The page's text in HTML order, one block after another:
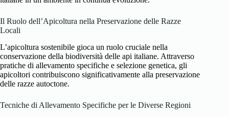
Il Ruolo dell’Apicoltura nella Preservazione delle Razze
Locali
L’apicoltura sostenibile gioca un ruolo cruciale nella
conservazione della biodiversità delle api italiane. Attraverso
pratiche di allevamento specifiche e selezione genetica, gli
apicoltori contribuiscono significativamente alla preservazione
delle razze autoctone.
Tecniche di Allevamento Specifiche per le Diverse Regioni